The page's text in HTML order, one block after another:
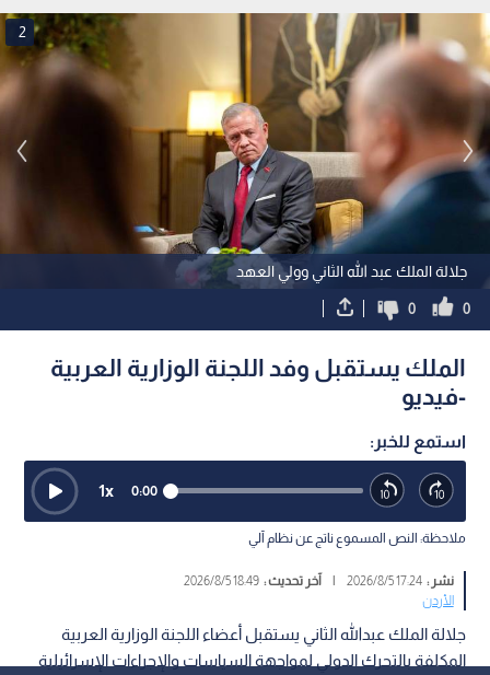
جلالة الملك عبد الله الثاني وولي العهد
2
0
0
الملك يستقبل وفد اللجنة الوزارية العربية
-فيديو
استمع للخبر:
0:00
1x
ملاحظة: النص المسموع ناتج عن نظام آلي
نشر :17:24 2026/8/5
| آخر تحديث :18:49 2026/8/5
الأردن
جلالة الملك عبدالله الثاني يستقبل أعضاء اللجنة الوزارية العربية
المكلفة بالتحرك الدولي لمواجهة السياسات والإجراءات الإسرائيلية